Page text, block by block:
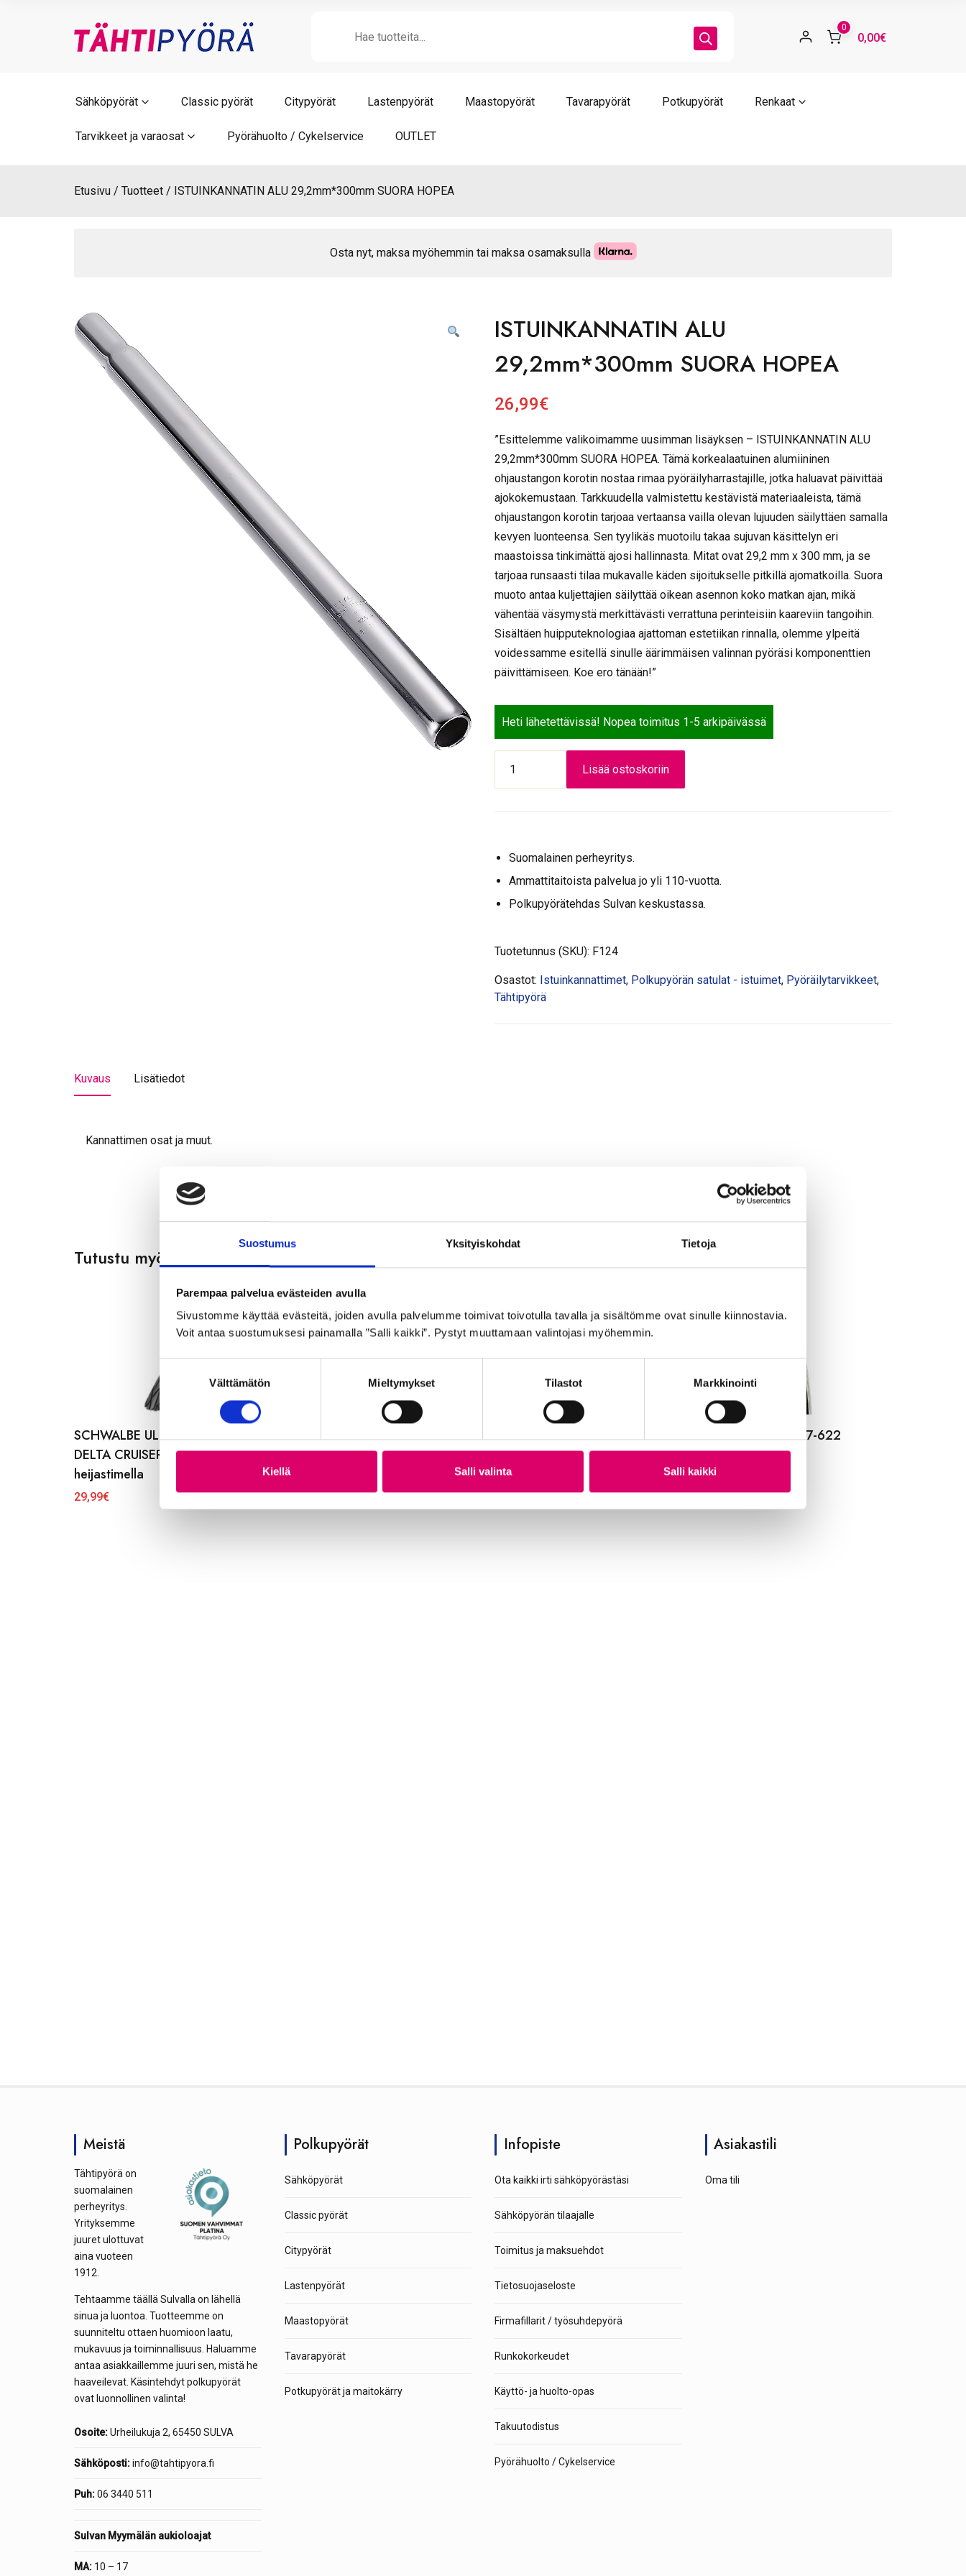
Suostumus Yksityiskohdat Tietoja
Parempaa palvelua evästeiden avulla
Sivustomme käyttää evästeitä, joiden avulla palvelumme toimivat toivotulla tavalla ja sisältömme ovat sinulle kiinnostavia.
Voit antaa suostumuksesi painamalla ”Salli kaikki”. Pystyt muuttamaan valintojasi myöhemmin.
u
o
u
k
Välttämätön Mieltymykset Tilastot Markkinointi
Kiellä Salli valinta Salli kaikki
0
0,00€
Sähköpyörät Classic pyörät Citypyörät Lastenpyörät Maastopyörät Tavarapyörät Potkupyörät Renkaat
Tarvikkeet ja varaosat Pyörähuolto / Cykelservice OUTLET
Etusivu Tuotteet ISTUINKANNATIN ALU 29,2mm*300mm SUORA HOPEA
Osta nyt, maksa myöhemmin tai maksa osamaksulla
ISTUINKANNATIN ALU
29,2mm*300mm SUORA HOPEA
26,99€
”Esittelemme valikoimamme uusimman lisäyksen – ISTUINKANNATIN ALU
29,2mm*300mm SUORA HOPEA. Tämä korkealaatuinen alumiininen
ohjaustangon korotin nostaa rimaa pyöräilyharrastajille, jotka haluavat päivittää
ajokokemustaan. Tarkkuudella valmistettu kestävistä materiaaleista, tämä
ohjaustangon korotin tarjoaa vertaansa vailla olevan lujuuden säilyttäen samalla
kevyen luonteensa. Sen tyylikäs muotoilu takaa sujuvan käsittelyn eri
maastoissa tinkimättä ajosi hallinnasta. Mitat ovat 29,2 mm x 300 mm, ja se
tarjoaa runsaasti tilaa mukavalle käden sijoitukselle pitkillä ajomatkoilla. Suora
muoto antaa kuljettajien säilyttää oikean asennon koko matkan ajan, mikä
vähentää väsymystä merkittävästi verrattuna perinteisiin kaareviin tangoihin.
Sisältäen huipputeknologiaa ajattoman estetiikan rinnalla, olemme ylpeitä
voidessamme esitellä sinulle äärimmäisen valinnan pyöräsi komponenttien
päivittämiseen. Koe ero tänään!”
Heti lähetettävissä! Nopea toimitus 1-5 arkipäivässä
ALU
29,2mm*300mm
Lisää ostoskoriin
Suomalainen perheyritys.
Ammattitaitoista palvelua jo yli 110-vuotta.
Polkupyörätehdas Sulvan keskustassa.
Tuotetunnus (SKU): F124
Osastot: Istuinkannattimet, Polkupyörän satulat - istuimet, Pyöräilytarvikkeet,
Tähtipyörä
Kuvaus Lisätiedot
Kannattimen osat ja muut.
Tutustu myös
SCHWALBE ULKORENGAS 47-622 MUSTA
DELTA CRUISER PLUS pistosuojattu
heijastimella
29,99€
GOLDEN BOY SISÄRENGAS 20″ 44/57-
406/428
GOLDEN BOY ULKORENGAS 47-622
HARMAA SR 123
Meistä
Tähtipyörä on
suomalainen
perheyritys.
Yrityksemme
juuret ulottuvat
aina vuoteen
1912.
Tehtaamme täällä Sulvalla on lähellä
sinua ja luontoa. Tuotteemme on
suunniteltu ottaen huomioon laatu,
mukavuus ja toiminnallisuus. Haluamme
antaa asiakkaillemme juuri sen, mistä he
haaveilevat. Käsintehdyt polkupyörät
ovat luonnollinen valinta!
Osoite:Urheilukuja 2, 65450 SULVA
Sähköposti:info@tahtipyora.fi
Puh:06 3440 511
Sulvan Myymälän aukioloajat
MA: 10 – 17
Polkupyörät
Sähköpyörät
Classic pyörät
Citypyörät
Lastenpyörät
Maastopyörät
Tavarapyörät
Potkupyörät ja maitokärry
Infopiste
Ota kaikki irti sähköpyörästäsi
Sähköpyörän tilaajalle
Toimitus ja maksuehdot
Tietosuojaseloste
Firmafillarit / työsuhdepyörä
Runkokorkeudet
Käyttö- ja huolto-opas
Takuutodistus
Pyörähuolto / Cykelservice
Asiakastili
Oma tili